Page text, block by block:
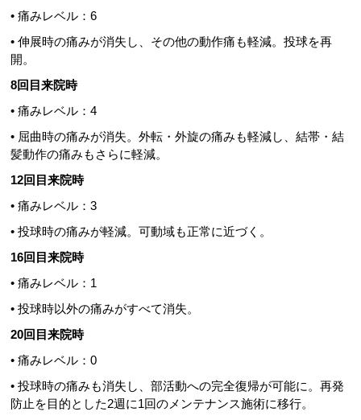
• 痛みレベル：6
• 伸展時の痛みが消失し、その他の動作痛も軽減。投球を再
開。
8回目来院時
• 痛みレベル：4
• 屈曲時の痛みが消失。外転・外旋の痛みも軽減し、結帯・結
髪動作の痛みもさらに軽減。
12回目来院時
• 痛みレベル：3
• 投球時の痛みが軽減。可動域も正常に近づく。
16回目来院時
• 痛みレベル：1
• 投球時以外の痛みがすべて消失。
20回目来院時
• 痛みレベル：0
• 投球時の痛みも消失し、部活動への完全復帰が可能に。再発
防止を目的とした2週に1回のメンテナンス施術に移行。